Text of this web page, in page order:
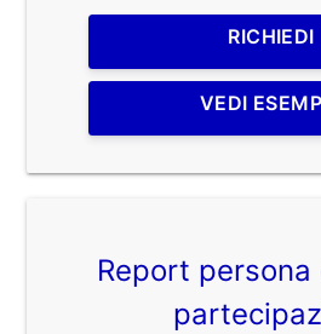
RICHIEDI
VEDI
Report persona